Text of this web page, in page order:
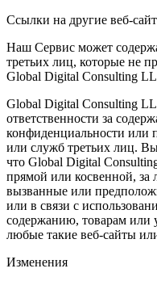
Ссылки на другие веб-
Наш Сервис может
третьих лиц, которые не
Global Digital Consulting
Global Digital Consulting
ответственности за
конфиденциальности или
или служб третьих лиц. Вы
что Global Digital
прямой или косвенной,
вызванные или
или в связи с
содержанию, товарам или
любые такие веб-сайты
Изменения